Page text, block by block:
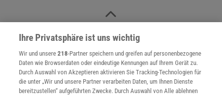
Für Sie im Spektrum-Shop und am Kiosk:
Ihre Privatsphäre ist uns wichtig
Wir und unsere218-Partner speichern und greifen auf personenbezogene
Daten wie Browserdaten oder eindeutige Kennungen auf Ihrem Gerät zu.
Durch Auswahl von Akzeptieren aktivieren Sie Tracking-Technologien für
die unter „Wir und unsere Partner verarbeiten Daten, um Ihnen Dienste
bereitzustellen“ aufgeführten Zwecke. Durch Auswahl von Alle ablehnen